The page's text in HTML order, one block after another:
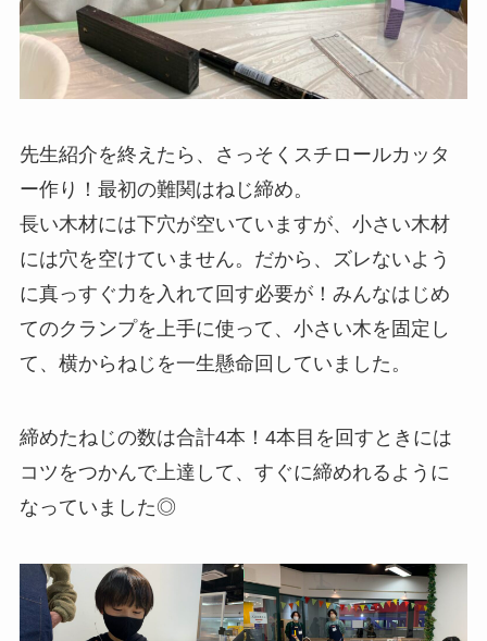
先生紹介を終えたら、さっそくスチロールカッタ
ー作り！最初の難関はねじ締め。
長い木材には下穴が空いていますが、小さい木材
には穴を空けていません。だから、ズレないよう
に真っすぐ力を入れて回す必要が！みんなはじめ
てのクランプを上手に使って、小さい木を固定し
て、横からねじを一生懸命回していました。
締めたねじの数は合計4本！4本目を回すときには
コツをつかんで上達して、すぐに締めれるように
なっていました◎